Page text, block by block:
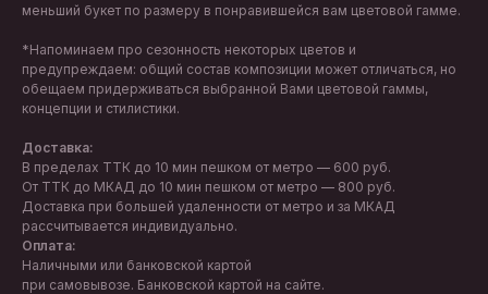
меньший букет по размеру в понравившейся вам цветовой гамме.
*Напоминаем про сезонность некоторых цветов и
предупреждаем: общий состав композиции может отличаться, но
обещаем придерживаться выбранной Вами цветовой гаммы,
концепции и стилистики.
Доставка:
В пределах ТТК до 10 мин пешком от метро — 600 руб.
От ТТК до МКАД до 10 мин пешком от метро — 800 руб.
Доставка при большей удаленности от метро и за МКАД
рассчитывается индивидуально.
Оплата:
Наличными или банковской картой
при самовывозе. Банковской картой на сайте.